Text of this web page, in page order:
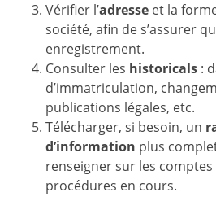
Vérifier l’adresse et la
société, afin de s’assurer
enregistrement.
Consulter les historicals :
d’immatriculation,
publications légales, etc.
Télécharger, si besoin, un
d’information plus
renseigner sur les
procédures en cours.